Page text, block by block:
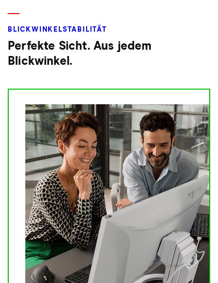
BLICKWINKELSTABILITÄT
Perfekte Sicht. Aus jedem
Blickwinkel.